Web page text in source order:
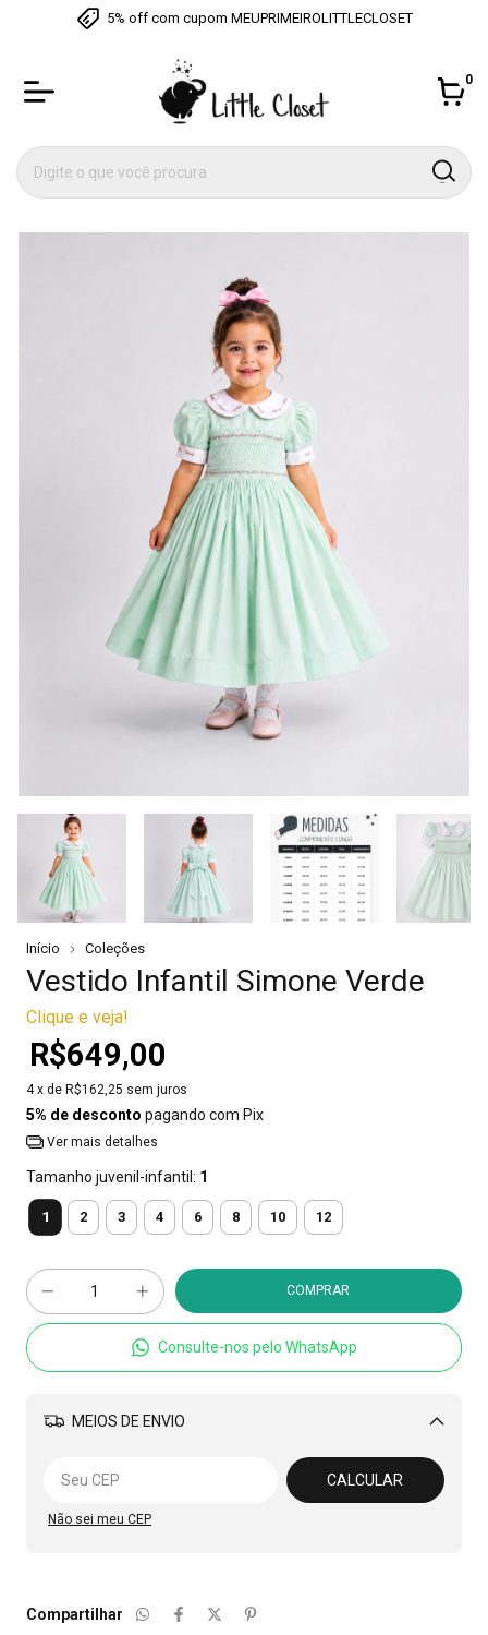
Atendimento via Whatsapp
0
Início Coleções
Vestido Infantil Simone Verde
Clique e veja!
R$649,00
4 x de R$162,25 sem juros
5% de desconto pagando com Pix
Ver mais detalhes
Tamanho juvenil-infantil: 1
1 2 3 4 6 8 10 12
Consulte-nos pelo WhatsApp
MEIOS DE ENVIO
Alterar CEP
CALCULAR
Não sei meu CEP
Compartilhar